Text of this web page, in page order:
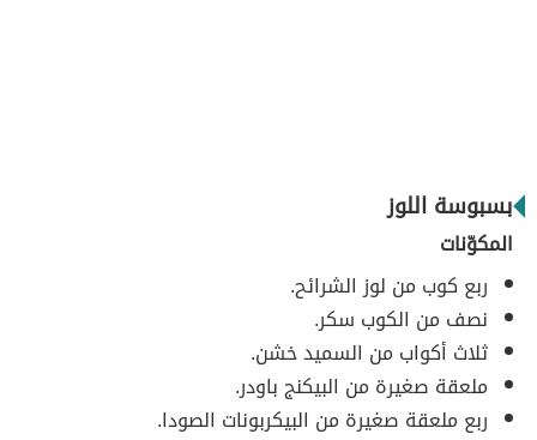
بسبوسة اللوز
المكوّنات
ربع كوب من لوز الشرائح.
نصف من الكوب سكر.
ثلاث أكواب من السميد خشن.
ملعقة صغيرة من البيكنج باودر.
ربع ملعقة صغيرة من البيكربونات الصودا.